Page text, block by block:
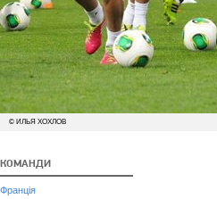
© ИЛЬЯ ХОХЛОВ
КОМАНДИ
Франція